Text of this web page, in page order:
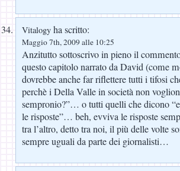
Vitalogy ha scritto:
Maggio 7th, 2009 alle 10:25
Anzitutto sottoscrivo in pieno il
questo capitolo narrato da David (come
dovrebbe anche far riflettere tutti i tifosi
perchè i Della Valle in società non
sempronio?”… o tutti quelli che dicono
le risposte”… beh, evviva le risposte
tra l’altro, detto tra noi, il più delle volte
sempre uguali da parte dei giornalisti…